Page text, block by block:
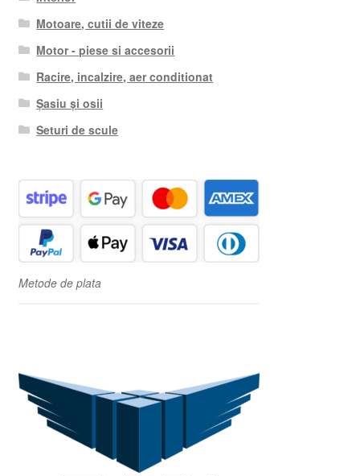
Motoare, cutii de viteze
Motor - piese si accesorii
Racire, incalzire, aer conditionat
Șasiu și osii
Seturi de scule
Metode de plata